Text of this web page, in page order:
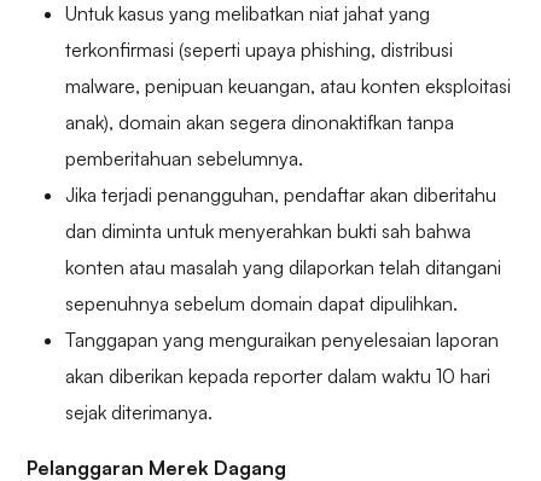
Untuk kasus yang melibatkan niat jahat yang
terkonfirmasi (seperti upaya phishing, distribusi
malware, penipuan keuangan, atau konten eksploitasi
anak), domain akan segera dinonaktifkan tanpa
pemberitahuan sebelumnya.
Jika terjadi penangguhan, pendaftar akan diberitahu
dan diminta untuk menyerahkan bukti sah bahwa
konten atau masalah yang dilaporkan telah ditangani
sepenuhnya sebelum domain dapat dipulihkan.
Tanggapan yang menguraikan penyelesaian laporan
akan diberikan kepada reporter dalam waktu 10 hari
sejak diterimanya.
Pelanggaran Merek Dagang